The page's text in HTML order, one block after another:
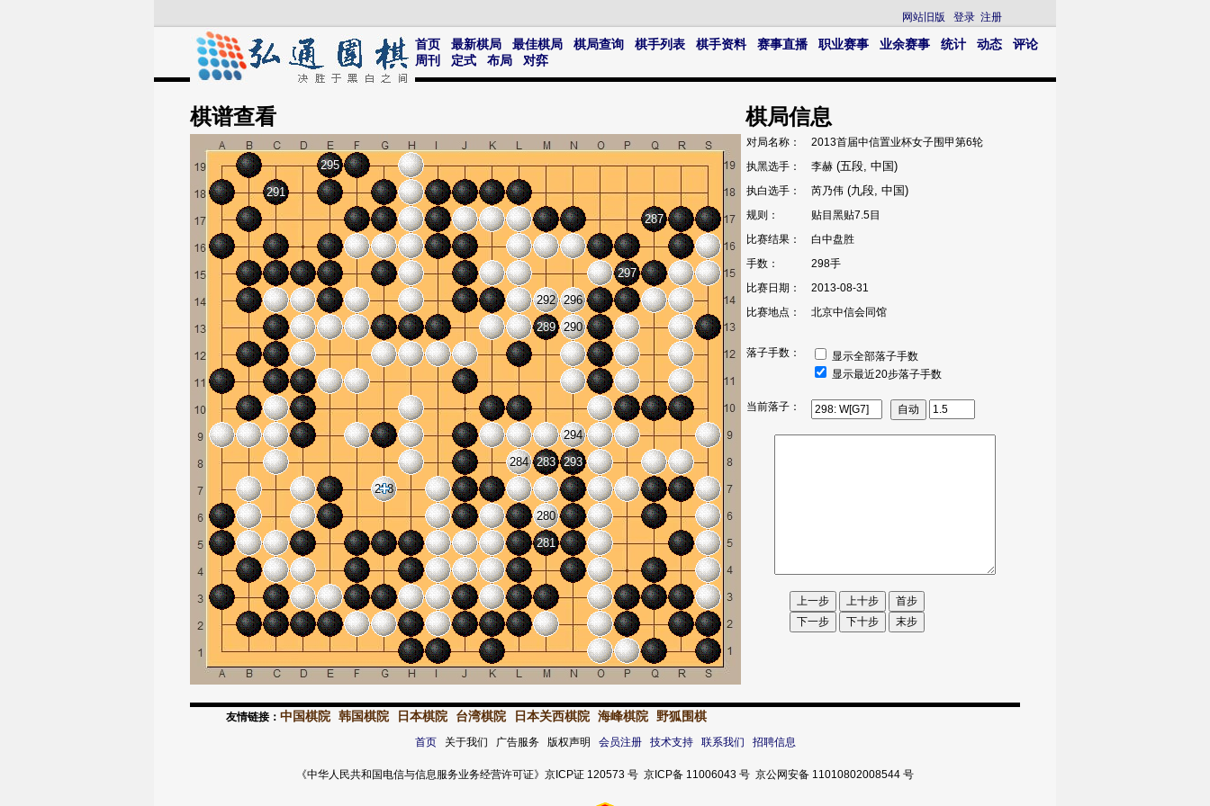
网站旧版 登录 注册
首页 最新棋局 最佳棋局 棋局查询 棋手列表 棋手资料 赛事直播 职业赛事 业余赛事 统计 动态
评论
周刊
定式 布局 对弈
棋谱查看
280
281
283
284
287
289 290
291
292
293
294
295
296
297
298
棋局信息
对局名称：
2013首届中信置业杯女子围甲第6轮
执黑选手：
李赫 (五段, 中国)
执白选手： 芮乃伟 (九段, 中国)
规则：
贴目黑贴7.5目
比赛结果：
白中盘胜
手数：
298手
比赛日期：
2013-08-31
比赛地点：
北京中信会同馆
落子手数：
显示全部落子手数
显示最近20步落子手数
当前落子：
友情链接： 中国棋院 韩国棋院 日本棋院 台湾棋院 日本关西棋院 海峰棋院 野狐围棋
首页关于我们 广告服务 版权声明 会员注册 技术支持 联系我们 招聘信息
《中华人民共和国电信与信息服务业务经营许可证》京ICP证 120573 号 京ICP备 11006043 号 京公网安备 11010802008544 号